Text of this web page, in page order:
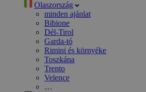
Olaszország
minden ajánlat
Bibione
Dél-Tirol
Garda-tó
Rimini és környéke
Toszkána
Trento
Velence
…